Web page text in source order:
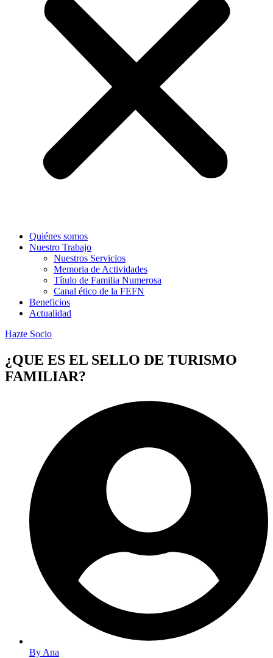
Quiénes somos
Nuestro Trabajo
Nuestros Servicios
Memoria de Actividades
Título de Familia Numerosa
Canal ético de la FEFN
Beneficios
Actualidad
Hazte Socio
¿QUE ES EL SELLO DE TURISMO
FAMILIAR?
By Ana